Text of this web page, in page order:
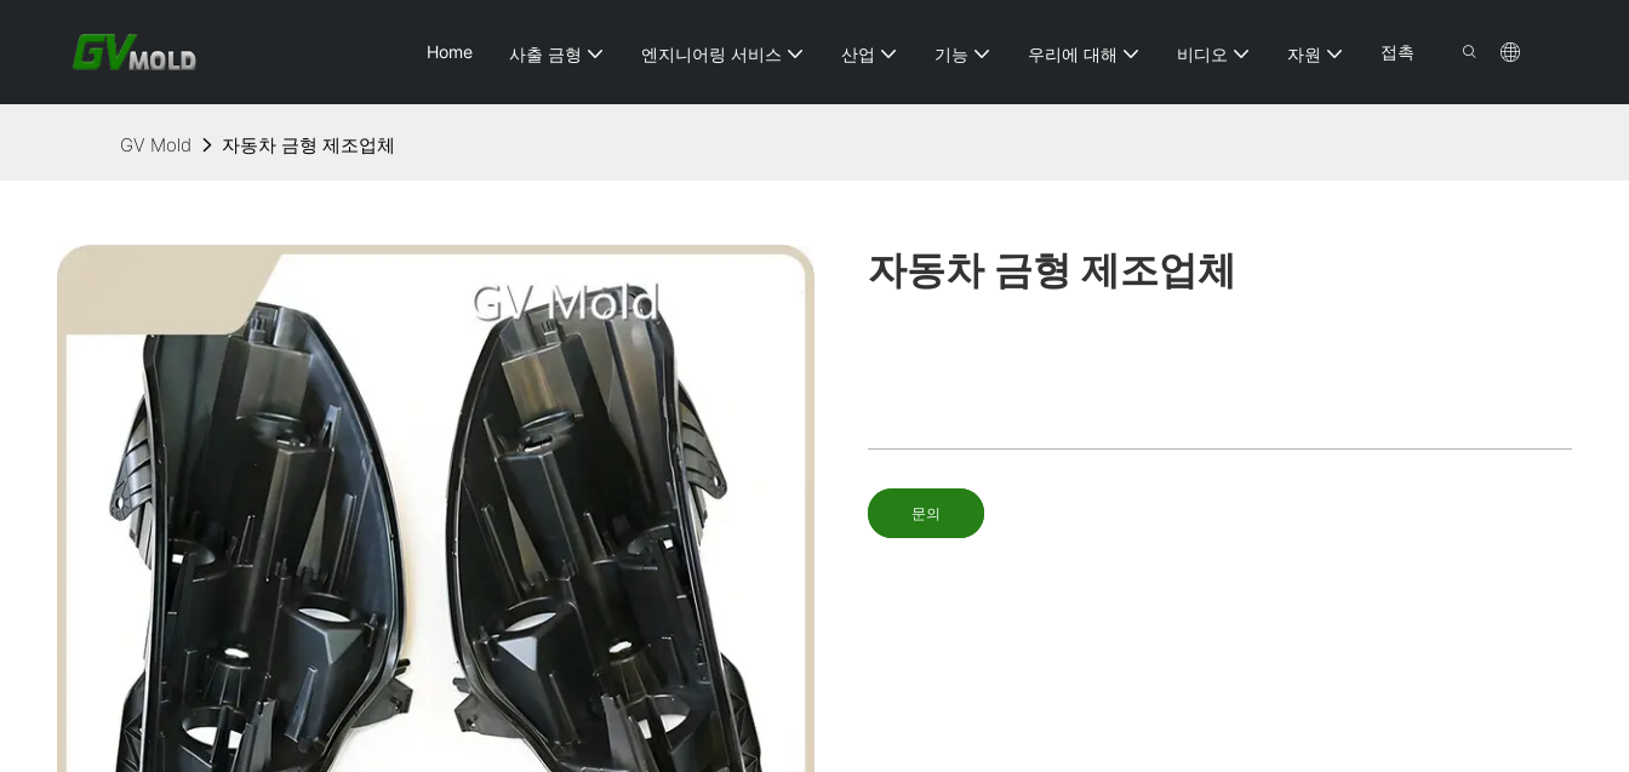
Home 사출 금형 엔지니어링 서비스 산업 기능 우리에 대해 비디오 자원 접촉
GV Mold 자동차 금형 제조업체
자동차 금형 제조업체
문의